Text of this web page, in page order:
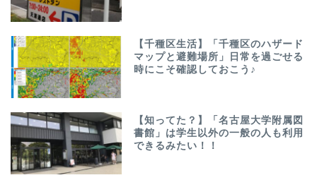
【千種区生活】「千種区のハザード
マップと避難場所」日常を過ごせる
時にこそ確認しておこう♪
【知ってた？】「名古屋大学附属図
書館」は学生以外の一般の人も利用
できるみたい！！